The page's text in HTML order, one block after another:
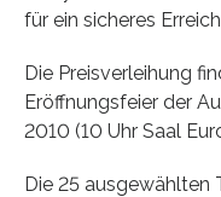
für ein sicheres
Die Preisverleihung
Eröffnungsfeier der
2010 (10 Uhr Saal
Die 25 ausgewählten